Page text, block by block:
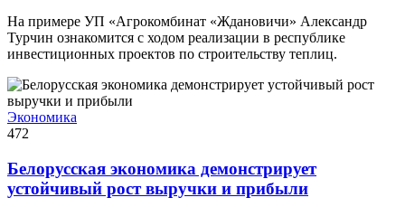
На примере УП «Агрокомбинат «Ждановичи» Александр
Турчин ознакомится с ходом реализации в республике
инвестиционных проектов по строительству теплиц.
Экономика
472
Белорусская экономика демонстрирует
устойчивый рост выручки и прибыли